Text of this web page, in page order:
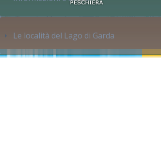
Le località del Lago di Garda